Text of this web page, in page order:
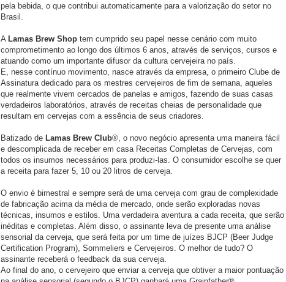
pela bebida, o que contribui automaticamente para a valorização do setor no
Brasil.
A Lamas Brew Shop tem cumprido seu papel nesse cenário com muito
comprometimento ao longo dos últimos 6 anos, através de serviços, cursos e
atuando como um importante difusor da cultura cervejeira no país.
E, nesse contínuo movimento, nasce através da empresa, o primeiro Clube de
Assinatura dedicado para os mestres cervejeiros de fim de semana, aqueles
que realmente vivem cercados de panelas e amigos, fazendo de suas casas
verdadeiros laboratórios, através de receitas cheias de personalidade que
resultam em cervejas com a essência de seus criadores.
Batizado de Lamas Brew Club®, o novo negócio apresenta uma maneira fácil
e descomplicada de receber em casa Receitas Completas de Cervejas, com
todos os insumos necessários para produzi-las. O consumidor escolhe se quer
a receita para fazer 5, 10 ou 20 litros de cerveja.
O envio é bimestral e sempre será de uma cerveja com grau de complexidade
de fabricação acima da média de mercado, onde serão exploradas novas
técnicas, insumos e estilos. Uma verdadeira aventura a cada receita, que serão
inéditas e completas. Além disso, o assinante leva de presente uma análise
sensorial da cerveja, que será feita por um time de juízes BJCP (Beer Judge
Certification Program), Sommeliers e Cervejeiros. O melhor de tudo? O
assinante receberá o feedback da sua cerveja.
Ao final do ano, o cervejeiro que enviar a cerveja que obtiver a maior pontuação